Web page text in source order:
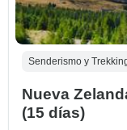
Senderismo y
Nueva
(15 días)